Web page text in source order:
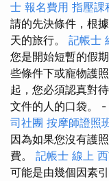
士 報名費用 指壓課
請的先決條件，根
天的旅行。 記帳士
您是開始短暫的假
些條件下或寵物護
起，您必須認真對
文件的人的口袋。
司社團 按摩師證照
因為如果您沒有護
費。 記帳士 線上
可能是由幾個因素